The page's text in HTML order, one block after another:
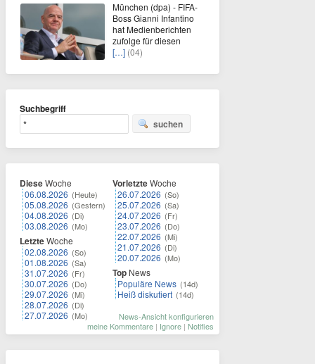
München (dpa) - FIFA-
Boss Gianni Infantino
hat Medienberichten
zufolge für diesen
[…] (04)
Suchbegriff
suchen
DieseWoche
06.08.2026 (Heute)
05.08.2026 (Gestern)
04.08.2026 (Di)
03.08.2026 (Mo)
LetzteWoche
02.08.2026 (So)
01.08.2026 (Sa)
31.07.2026 (Fr)
30.07.2026 (Do)
29.07.2026 (Mi)
28.07.2026 (Di)
27.07.2026 (Mo)
VorletzteWoche
26.07.2026 (So)
25.07.2026 (Sa)
24.07.2026 (Fr)
23.07.2026 (Do)
22.07.2026 (Mi)
21.07.2026 (Di)
20.07.2026 (Mo)
Top News
Populäre News (14d)
Heiß diskutiert (14d)
News-Ansicht konfigurieren
meine Kommentare | Ignore | Notifies